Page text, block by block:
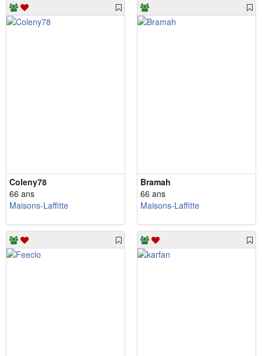
Coleny78
66 ans
Maisons-Laffitte
Bramah
66 ans
Maisons-Laffitte